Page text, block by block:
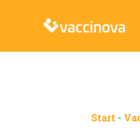
Start -